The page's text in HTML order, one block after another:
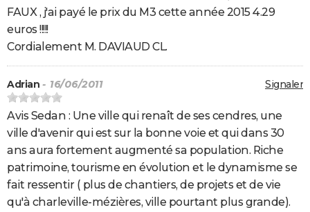
FAUX , j'ai payé le prix du M3 cette année 2015 4.29
euros !!!!!
Cordialement M. DAVIAUD CL.
Signaler
Adrian - 16/06/2011
Avis Sedan : Une ville qui renaît de ses cendres, une
ville d'avenir qui est sur la bonne voie et qui dans 30
ans aura fortement augmenté sa population. Riche
patrimoine, tourisme en évolution et le dynamisme se
fait ressentir ( plus de chantiers, de projets et de vie
qu'à charleville-mézières, ville pourtant plus grande).